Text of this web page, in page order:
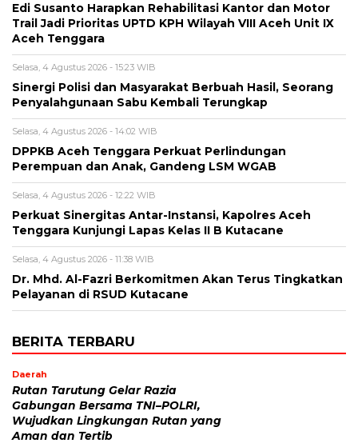
Edi Susanto Harapkan Rehabilitasi Kantor dan Motor
Trail Jadi Prioritas UPTD KPH Wilayah VIII Aceh Unit IX
Aceh Tenggara
Selasa, 4 Agustus 2026 - 15:23 WIB
Sinergi Polisi dan Masyarakat Berbuah Hasil, Seorang
Penyalahgunaan Sabu Kembali Terungkap
Selasa, 4 Agustus 2026 - 14:02 WIB
DPPKB Aceh Tenggara Perkuat Perlindungan
Perempuan dan Anak, Gandeng LSM WGAB
Selasa, 4 Agustus 2026 - 12:22 WIB
Perkuat Sinergitas Antar-Instansi, Kapolres Aceh
Tenggara Kunjungi Lapas Kelas II B Kutacane
Selasa, 4 Agustus 2026 - 11:38 WIB
Dr. Mhd. Al-Fazri Berkomitmen Akan Terus Tingkatkan
Pelayanan di RSUD Kutacane
BERITA TERBARU
Daerah
Rutan Tarutung Gelar Razia
Gabungan Bersama TNI–POLRI,
Wujudkan Lingkungan Rutan yang
Aman dan Tertib